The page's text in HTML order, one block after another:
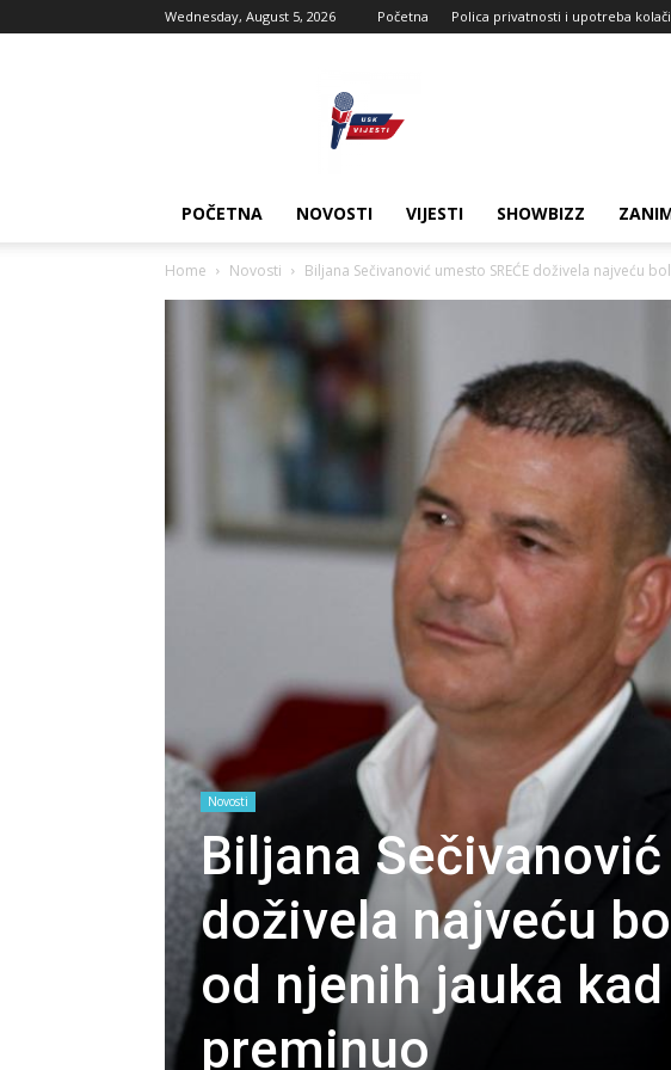
Wednesday, August 5, 2026 Početna Polica privatnosti i upotreba
POČETNA NOVOSTI VIJESTI SHOWBIZZ
Home Novosti Biljana Sečivanović umesto SREĆE doživela najveću
Novosti
Biljana Sečivanović
doživela najveću
od njenih jauka
preminuo